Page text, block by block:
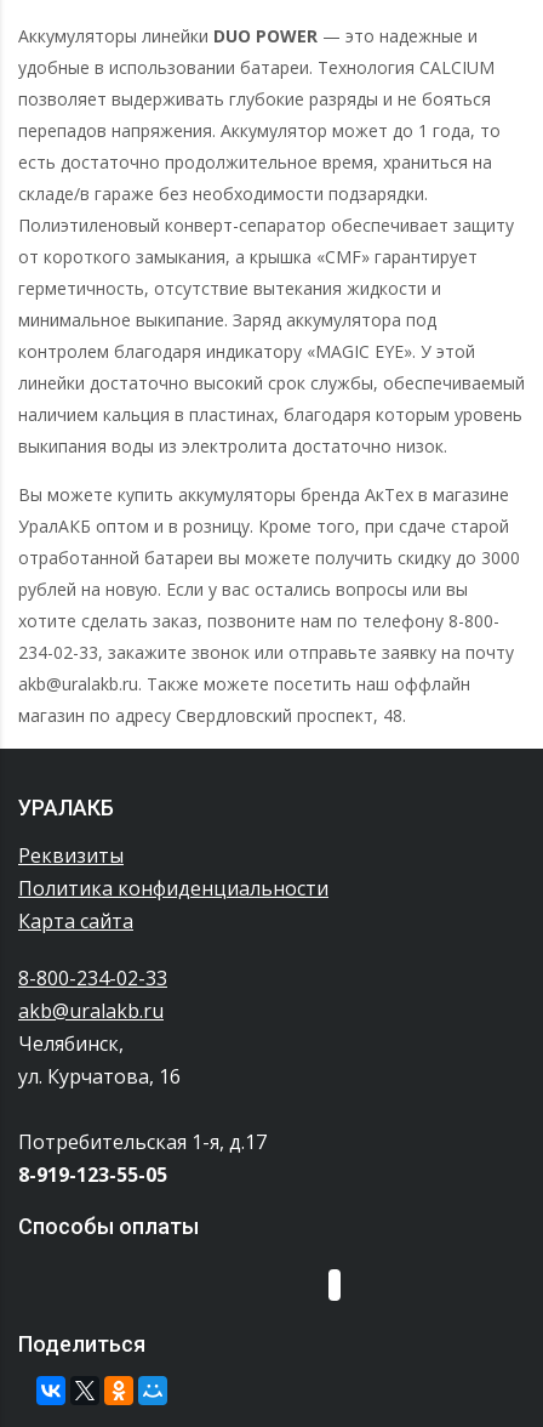
Аккумуляторы линейки DUO POWER — это надежные и
удобные в использовании батареи. Технология CALCIUM
позволяет выдерживать глубокие разряды и не бояться
перепадов напряжения. Аккумулятор может до 1 года, то
есть достаточно продолжительное время, храниться на
складе/в гараже без необходимости подзарядки.
Полиэтиленовый конверт-сепаратор обеспечивает защиту
от короткого замыкания, а крышка «CMF» гарантирует
герметичность, отсутствие вытекания жидкости и
минимальное выкипание. Заряд аккумулятора под
контролем благодаря индикатору «MAGIC EYE». У этой
линейки достаточно высокий срок службы, обеспечиваемый
наличием кальция в пластинах, благодаря которым уровень
выкипания воды из электролита достаточно низок.
Вы можете купить аккумуляторы бренда АкТех в магазине
УралАКБ оптом и в розницу. Кроме того, при сдаче старой
отработанной батареи вы можете получить скидку до 3000
рублей на новую. Если у вас остались вопросы или вы
хотите сделать заказ, позвоните нам по телефону 8-800-
234-02-33, закажите звонок или отправьте заявку на почту
akb@uralakb.ru. Также можете посетить наш оффлайн
магазин по адресу Свердловский проспект, 48.
УРАЛАКБ
Реквизиты
Политика конфиденциальности
Карта сайта
8-800-234-02-33
akb@uralakb.ru
Челябинск,
ул. Курчатова, 16
Потребительская 1-я, д.17
8-919-123-55-05
Способы оплаты
Поделиться